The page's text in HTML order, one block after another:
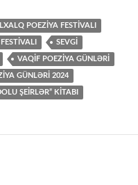
POEZIYA FESTIVALI
SEVGİ
VAQİF POEZİYA GÜNLƏRİ
GÜNLƏRI 2024
ŞEIRLƏR” KITABI